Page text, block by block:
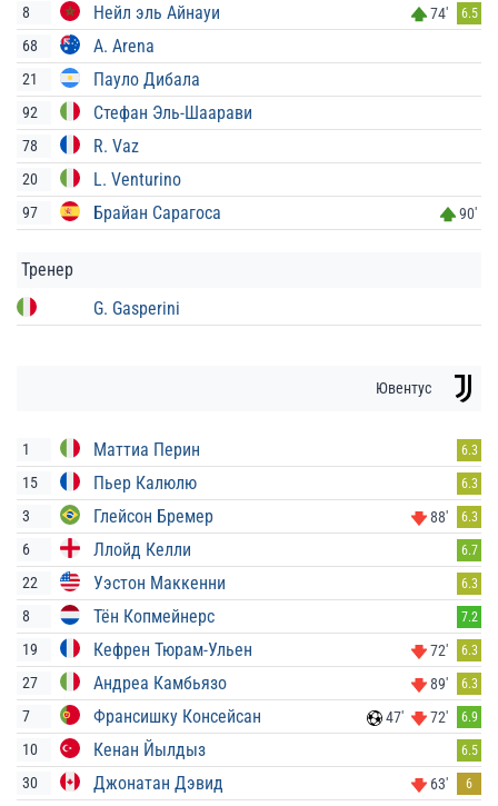
8 Нейл эль Айнауи 74' 6.5
68 A. Arena
21 Пауло Дибала
92 Стефан Эль-Шаарави
78 R. Vaz
20 L. Venturino
97 Брайан Сарагоса 90'
Тренер
G. Gasperini
Ювентус
1 Маттиа Пeрин 6.3
15 Пьер Калюлю 6.3
3 Глейсон Бремер 88' 6.3
6 Ллойд Келли 6.7
22 Уэстон Маккенни 6.3
8 Тён Копмейнерс 7.2
19 Кефрен Тюрам-Ульен 72' 6.3
27 Андреа Камбьязо 89' 6.3
7 Франсишку Консейсан 47' 72' 6.9
10 Кенан Йылдыз 6.5
30 Джонатан Дэвид 63' 6